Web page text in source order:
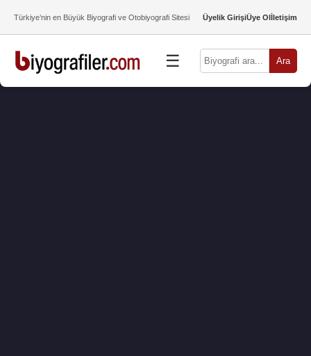
Türkiye’nin en Büyük Biyografi ve Otobiyografi Sitesi Üyelik GirişiÜye Olİletişim
☰ Ara